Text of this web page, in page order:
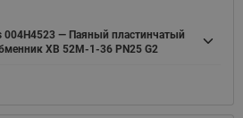
004H4523 — Паяный пластинчатый
XB 52M-1-36 PN25 G2